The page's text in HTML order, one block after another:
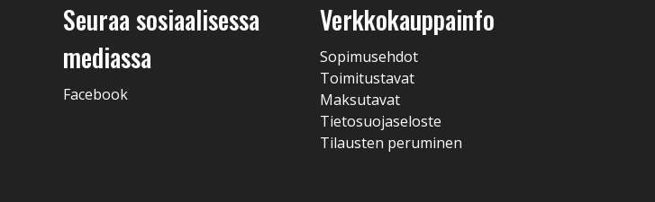
Seuraa sosiaalisessa
mediassa
Facebook
Verkkokauppainfo
Sopimusehdot
Toimitustavat
Maksutavat
Tietosuojaseloste
Tilausten peruminen